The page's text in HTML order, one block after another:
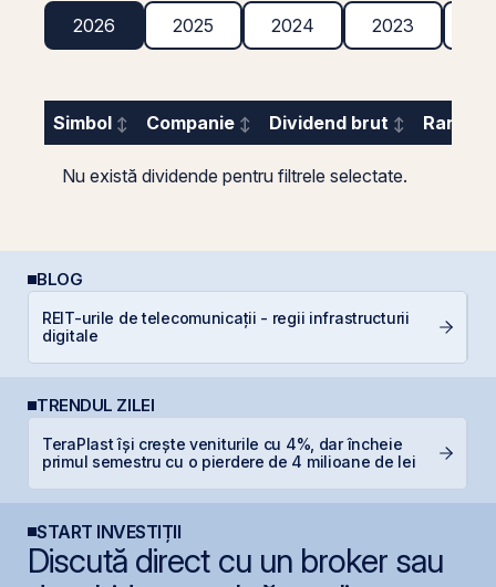
2026 2025 2024 2023
Simbol Companie Dividend brut
Nu există dividende pentru filtrele selectate.
BLOG
REIT-urile de telecomunicații - regii infrastructurii
digitale
TRENDUL ZILEI
TeraPlast își crește veniturile cu 4%, dar încheie
primul semestru cu o pierdere de 4 milioane de lei
START INVESTIȚII
Discută direct cu un broker sau